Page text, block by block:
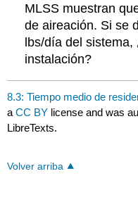
MLSS muestran
de aireación. Si se
lbs/día del
instalación?
8.3: Tiempo medio de
aCC BY license and was
LibreTexts.
Volver arriba